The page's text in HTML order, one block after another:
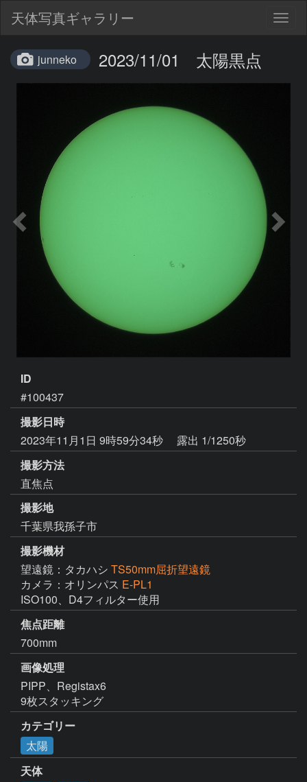
天体写真ギャラリー
junneko 2023/11/01 太陽黒点
ID
#100437
撮影日時
2023年11月1日 9時59分34秒
露出 1/1250秒
撮影方法
直焦点
撮影地
千葉県我孫子市
撮影機材
望遠鏡：タカハシ TS50mm屈折望遠鏡
カメラ：オリンパス E-PL1
ISO100、D4フィルター使用
焦点距離
700mm
画像処理
PIPP、Registax6
9枚スタッキング
カテゴリー
太陽
天体